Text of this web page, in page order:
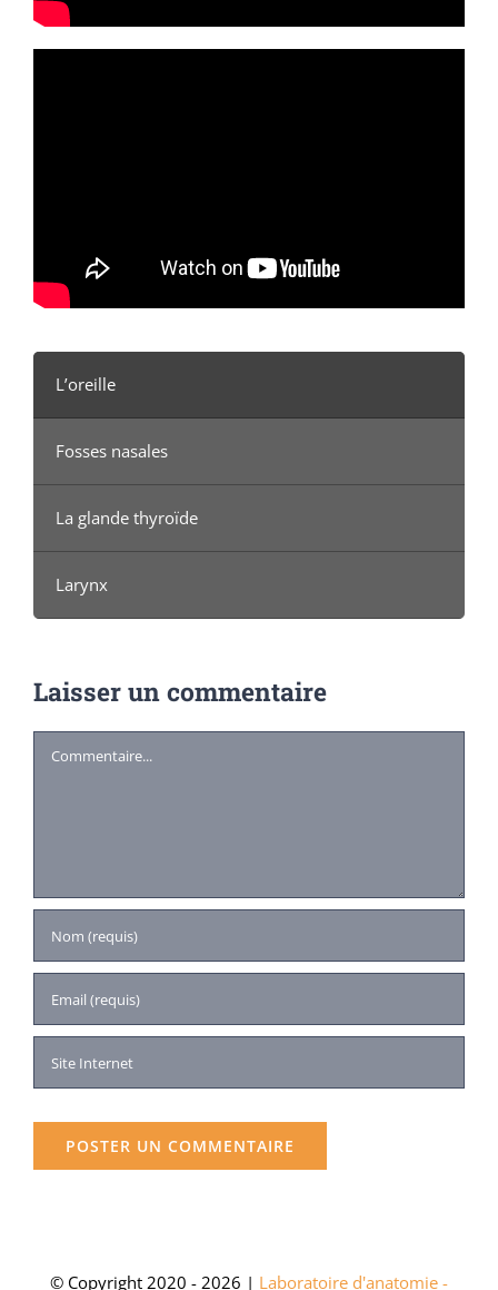
L’oreille
Fosses nasales
La glande thyroïde
Larynx
Laisser un commentaire
Commentaire
© Copyright 2020 - 2026 | Laboratoire d'anatomie -